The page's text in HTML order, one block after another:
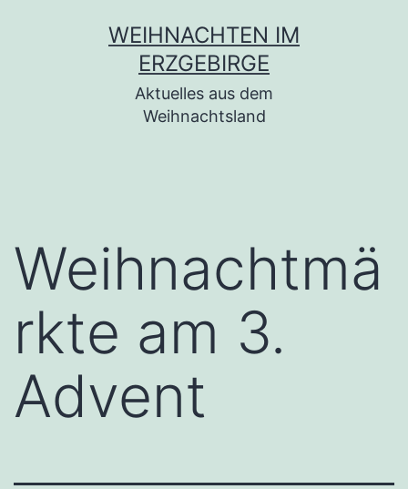
WEIHNACHTEN IM
ERZGEBIRGE
Aktuelles aus dem
Weihnachtsland
Weihnachtmä
rkte am 3.
Advent